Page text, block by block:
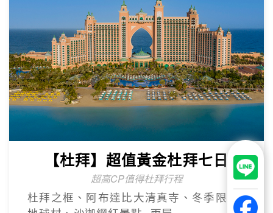
【杜拜】超值黃金杜拜七日
超高CP值得杜拜行程
杜拜之框、阿布達比大清真寺、冬季限定~